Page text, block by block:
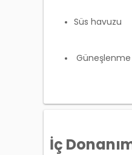
Süs havuzu
Güneşlenme
İç